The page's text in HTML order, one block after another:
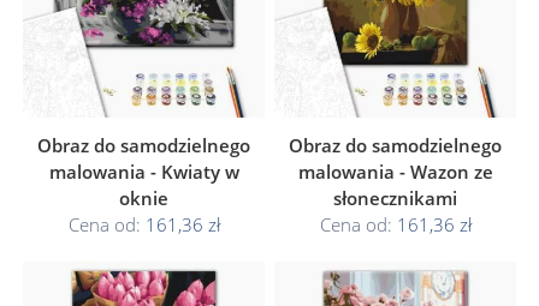
Obraz do samodzielnego
malowania - Kwiaty w
oknie
Cena od: 161,36 zł
Obraz do samodzielnego
malowania - Wazon ze
słonecznikami
Cena od: 161,36 zł